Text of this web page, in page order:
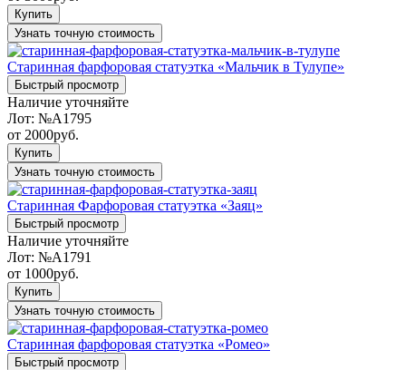
Купить
Узнать точную стоимость
Старинная фарфоровая статуэтка «Мальчик в Тулупе»
Быстрый просмотр
Наличие уточняйте
Лот: №A1795
от 2000руб.
Купить
Узнать точную стоимость
Старинная Фарфоровая статуэтка «Заяц»
Быстрый просмотр
Наличие уточняйте
Лот: №A1791
от 1000руб.
Купить
Узнать точную стоимость
Старинная фарфоровая статуэтка «Ромео»
Быстрый просмотр